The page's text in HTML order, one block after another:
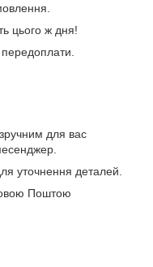
цього ж дня!
для вас
уточнення деталей.
Поштою